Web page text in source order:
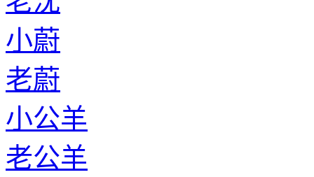
小蔚
老蔚
小公羊
老公羊